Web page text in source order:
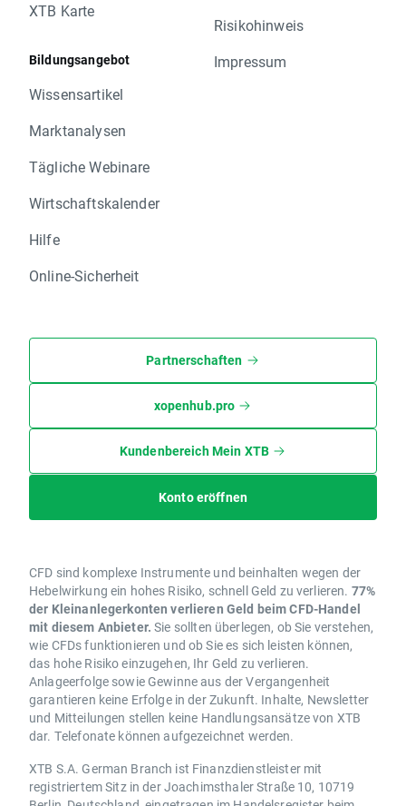
XTB Karte
Bildungsangebot
Wissensartikel
Marktanalysen
Tägliche Webinare
Wirtschaftskalender
Hilfe
Online-Sicherheit
Risikohinweis
Impressum
Partnerschaften
xopenhub.pro
Kundenbereich Mein XTB
Konto eröffnen
CFD sind komplexe Instrumente und beinhalten wegen der
Hebelwirkung ein hohes Risiko, schnell Geld zu verlieren. 77%
der Kleinanlegerkonten verlieren Geld beim CFD-Handel
mit diesem Anbieter. Sie sollten überlegen, ob Sie verstehen,
wie CFDs funktionieren und ob Sie es sich leisten können,
das hohe Risiko einzugehen, Ihr Geld zu verlieren.
Anlageerfolge sowie Gewinne aus der Vergangenheit
garantieren keine Erfolge in der Zukunft. Inhalte, Newsletter
und Mitteilungen stellen keine Handlungsansätze von XTB
dar. Telefonate können aufgezeichnet werden.
XTB S.A. German Branch ist Finanzdienstleister mit
registriertem Sitz in der Joachimsthaler Straße 10, 10719